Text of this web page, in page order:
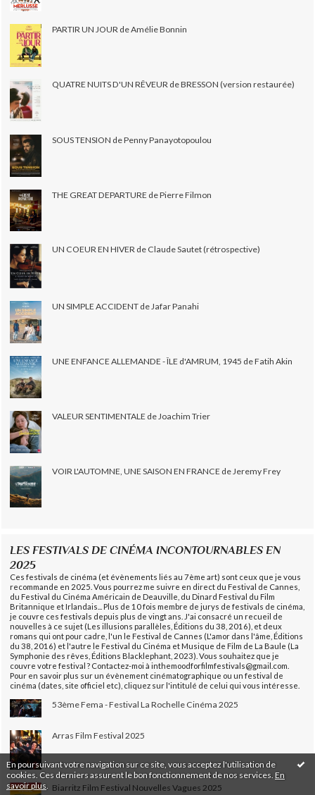
En poursuivant votre navigation sur ce site, vous acceptez l'utilisation de
cookies. Ces derniers assurent le bon fonctionnement de nos services. En
savoir plus
PARTIR UN JOUR de Amélie Bonnin
QUATRE NUITS D'UN RÊVEUR de BRESSON (version restaurée)
SOUS TENSION de Penny Panayotopoulou
THE GREAT DEPARTURE de Pierre Filmon
UN COEUR EN HIVER de Claude Sautet (rétrospective)
UN SIMPLE ACCIDENT de Jafar Panahi
UNE ENFANCE ALLEMANDE - ÎLE d'AMRUM, 1945 de Fatih Akin
VALEUR SENTIMENTALE de Joachim Trier
VOIR L'AUTOMNE, UNE SAISON EN FRANCE de Jeremy Frey
LES FESTIVALS DE CINÉMA INCONTOURNABLES EN
2025
Ces festivals de cinéma (et évènements liés au 7ème art) sont ceux que je vous
recommande en 2025. Vous pourrez me suivre en direct du Festival de Cannes,
du Festival du Cinéma Américain de Deauville, du Dinard Festival du Film
Britannique et Irlandais... Plus de 10 fois membre de jurys de festivals de cinéma,
je couvre ces festivals depuis plus de vingt ans. J'ai consacré un recueil de
nouvelles à ce sujet (Les illusions parallèles, Éditions du 38, 2016), et deux
romans qui ont pour cadre, l'un le Festival de Cannes (L'amor dans l'âme, Éditions
du 38, 2016) et l'autre le Festival du Cinéma et Musique de Film de La Baule (La
Symphonie des rêves, Éditions Blacklephant, 2023). Vous souhaitez que je
couvre votre festival ? Contactez-moi à inthemoodforfilmfestivals@gmail.com.
Pour en savoir plus sur un évènement cinématographique ou un festival de
cinéma (dates, site officiel etc), cliquez sur l'intitulé de celui qui vous intéresse.
53ème Fema - Festival La Rochelle Cinéma 2025
Arras Film Festival 2025
Biarritz Film Festival Nouvelles Vagues 2025